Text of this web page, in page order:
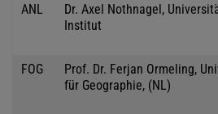
ANL
Dr. Axel Nothnagel,
Institut
FOG
Prof. Dr. Ferjan Ormeling,
für Geographie, (NL)